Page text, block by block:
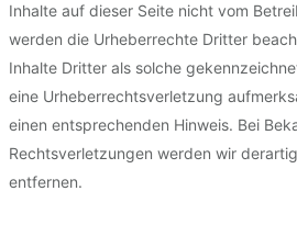
Inhalte auf dieser Seite nicht vom
werden die Urheberrechte Dritter
Inhalte Dritter als solche
eine Urheberrechtsverletzung
einen entsprechenden Hinweis. Bei
Rechtsverletzungen werden wir
entfernen.